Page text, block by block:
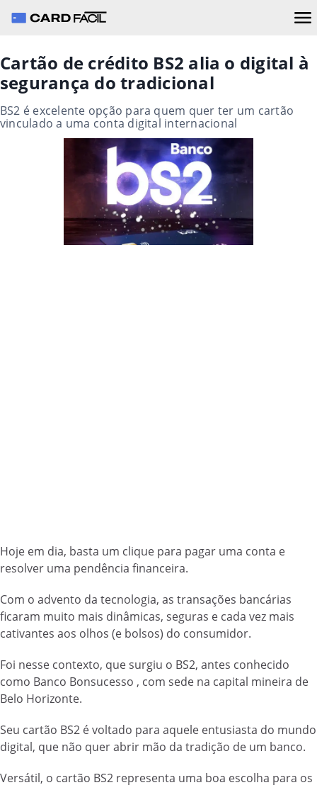
Cartão de crédito BS2 alia o digital à
segurança do tradicional
BS2 é excelente opção para quem quer ter um cartão
vinculado a uma conta digital internacional
Hoje em dia, basta um clique para pagar uma conta e
resolver uma pendência financeira.
Com o advento da tecnologia, as transações bancárias
ficaram muito mais dinâmicas, seguras e cada vez mais
cativantes aos olhos (e bolsos) do consumidor.
Foi nesse contexto, que surgiu o BS2, antes conhecido
como Banco Bonsucesso , com sede na capital mineira de
Belo Horizonte.
Seu cartão BS2 é voltado para aquele entusiasta do mundo
digital, que não quer abrir mão da tradição de um banco.
Versátil, o cartão BS2 representa uma boa escolha para os